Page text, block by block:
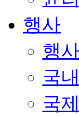
행사
행
국
국